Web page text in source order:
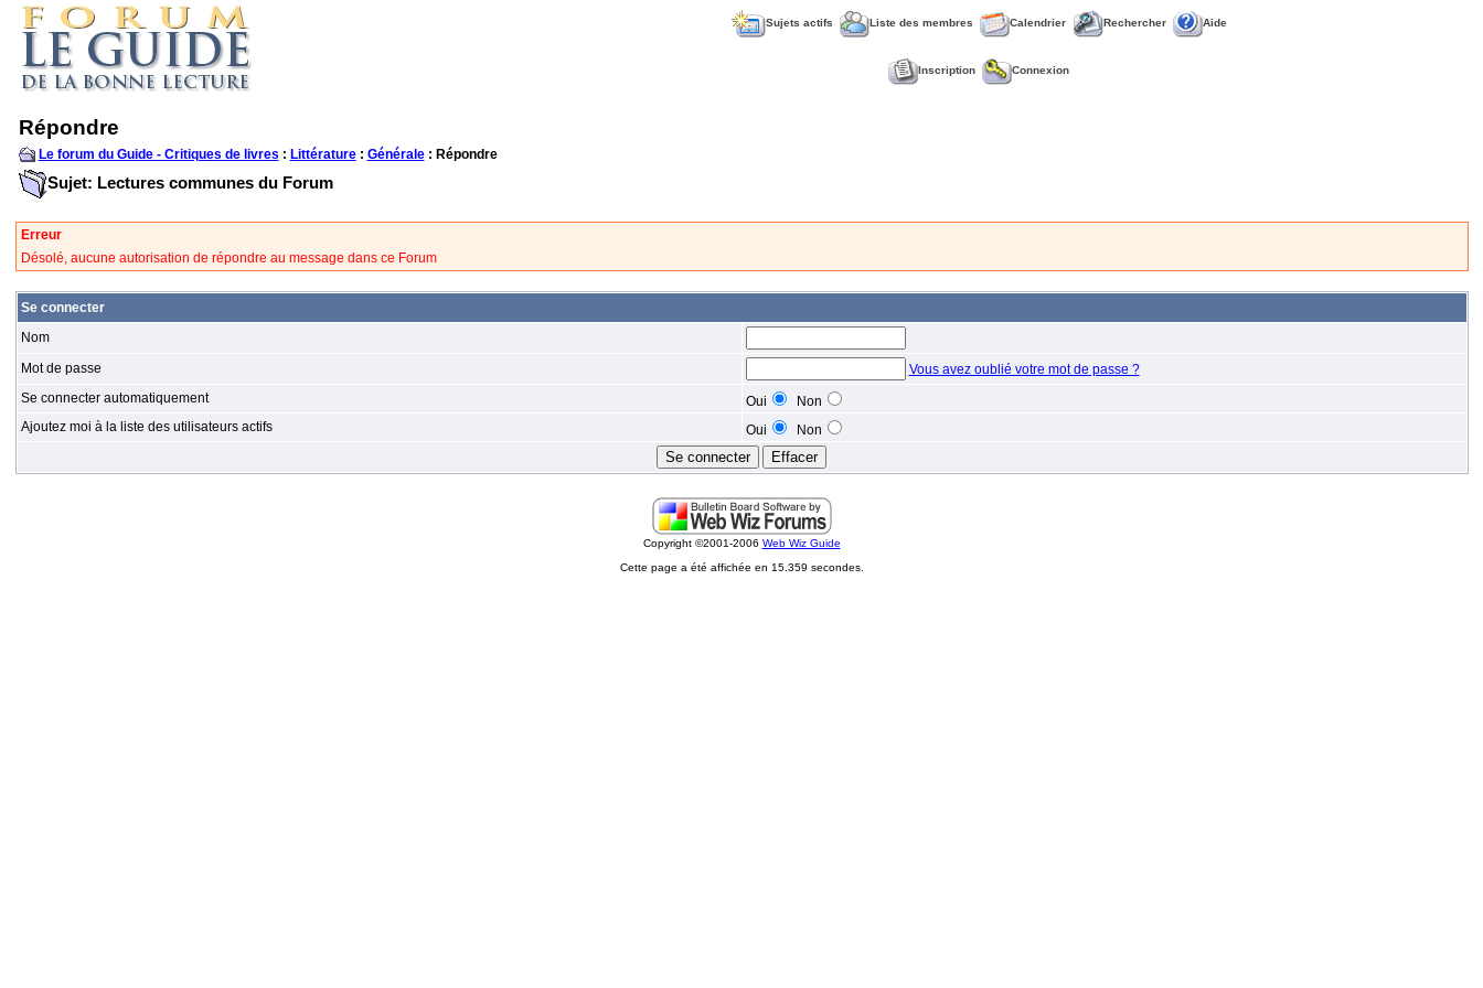
Sujets actifs Liste des membres Calendrier Rechercher Aide
Inscription Connexion
Répondre
Le forum du Guide - Critiques de livres : Littérature: Générale: Répondre
Sujet: Lectures communes du Forum
Erreur
Désolé, aucune autorisation de répondre au message dans ce Forum
Se connecter
Nom
Mot de passe
Vous avez oublié votre mot de passe ?
Se connecter automatiquement
Oui
Non
Ajoutez moi à la liste des utilisateurs actifs
Oui Non
Copyright ©2001-2006 Web Wiz Guide
Cette page a été affichée en 15.359 secondes.